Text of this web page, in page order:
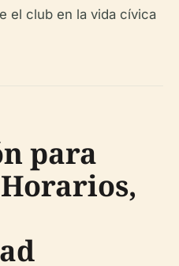
el club en la vida cívica
para